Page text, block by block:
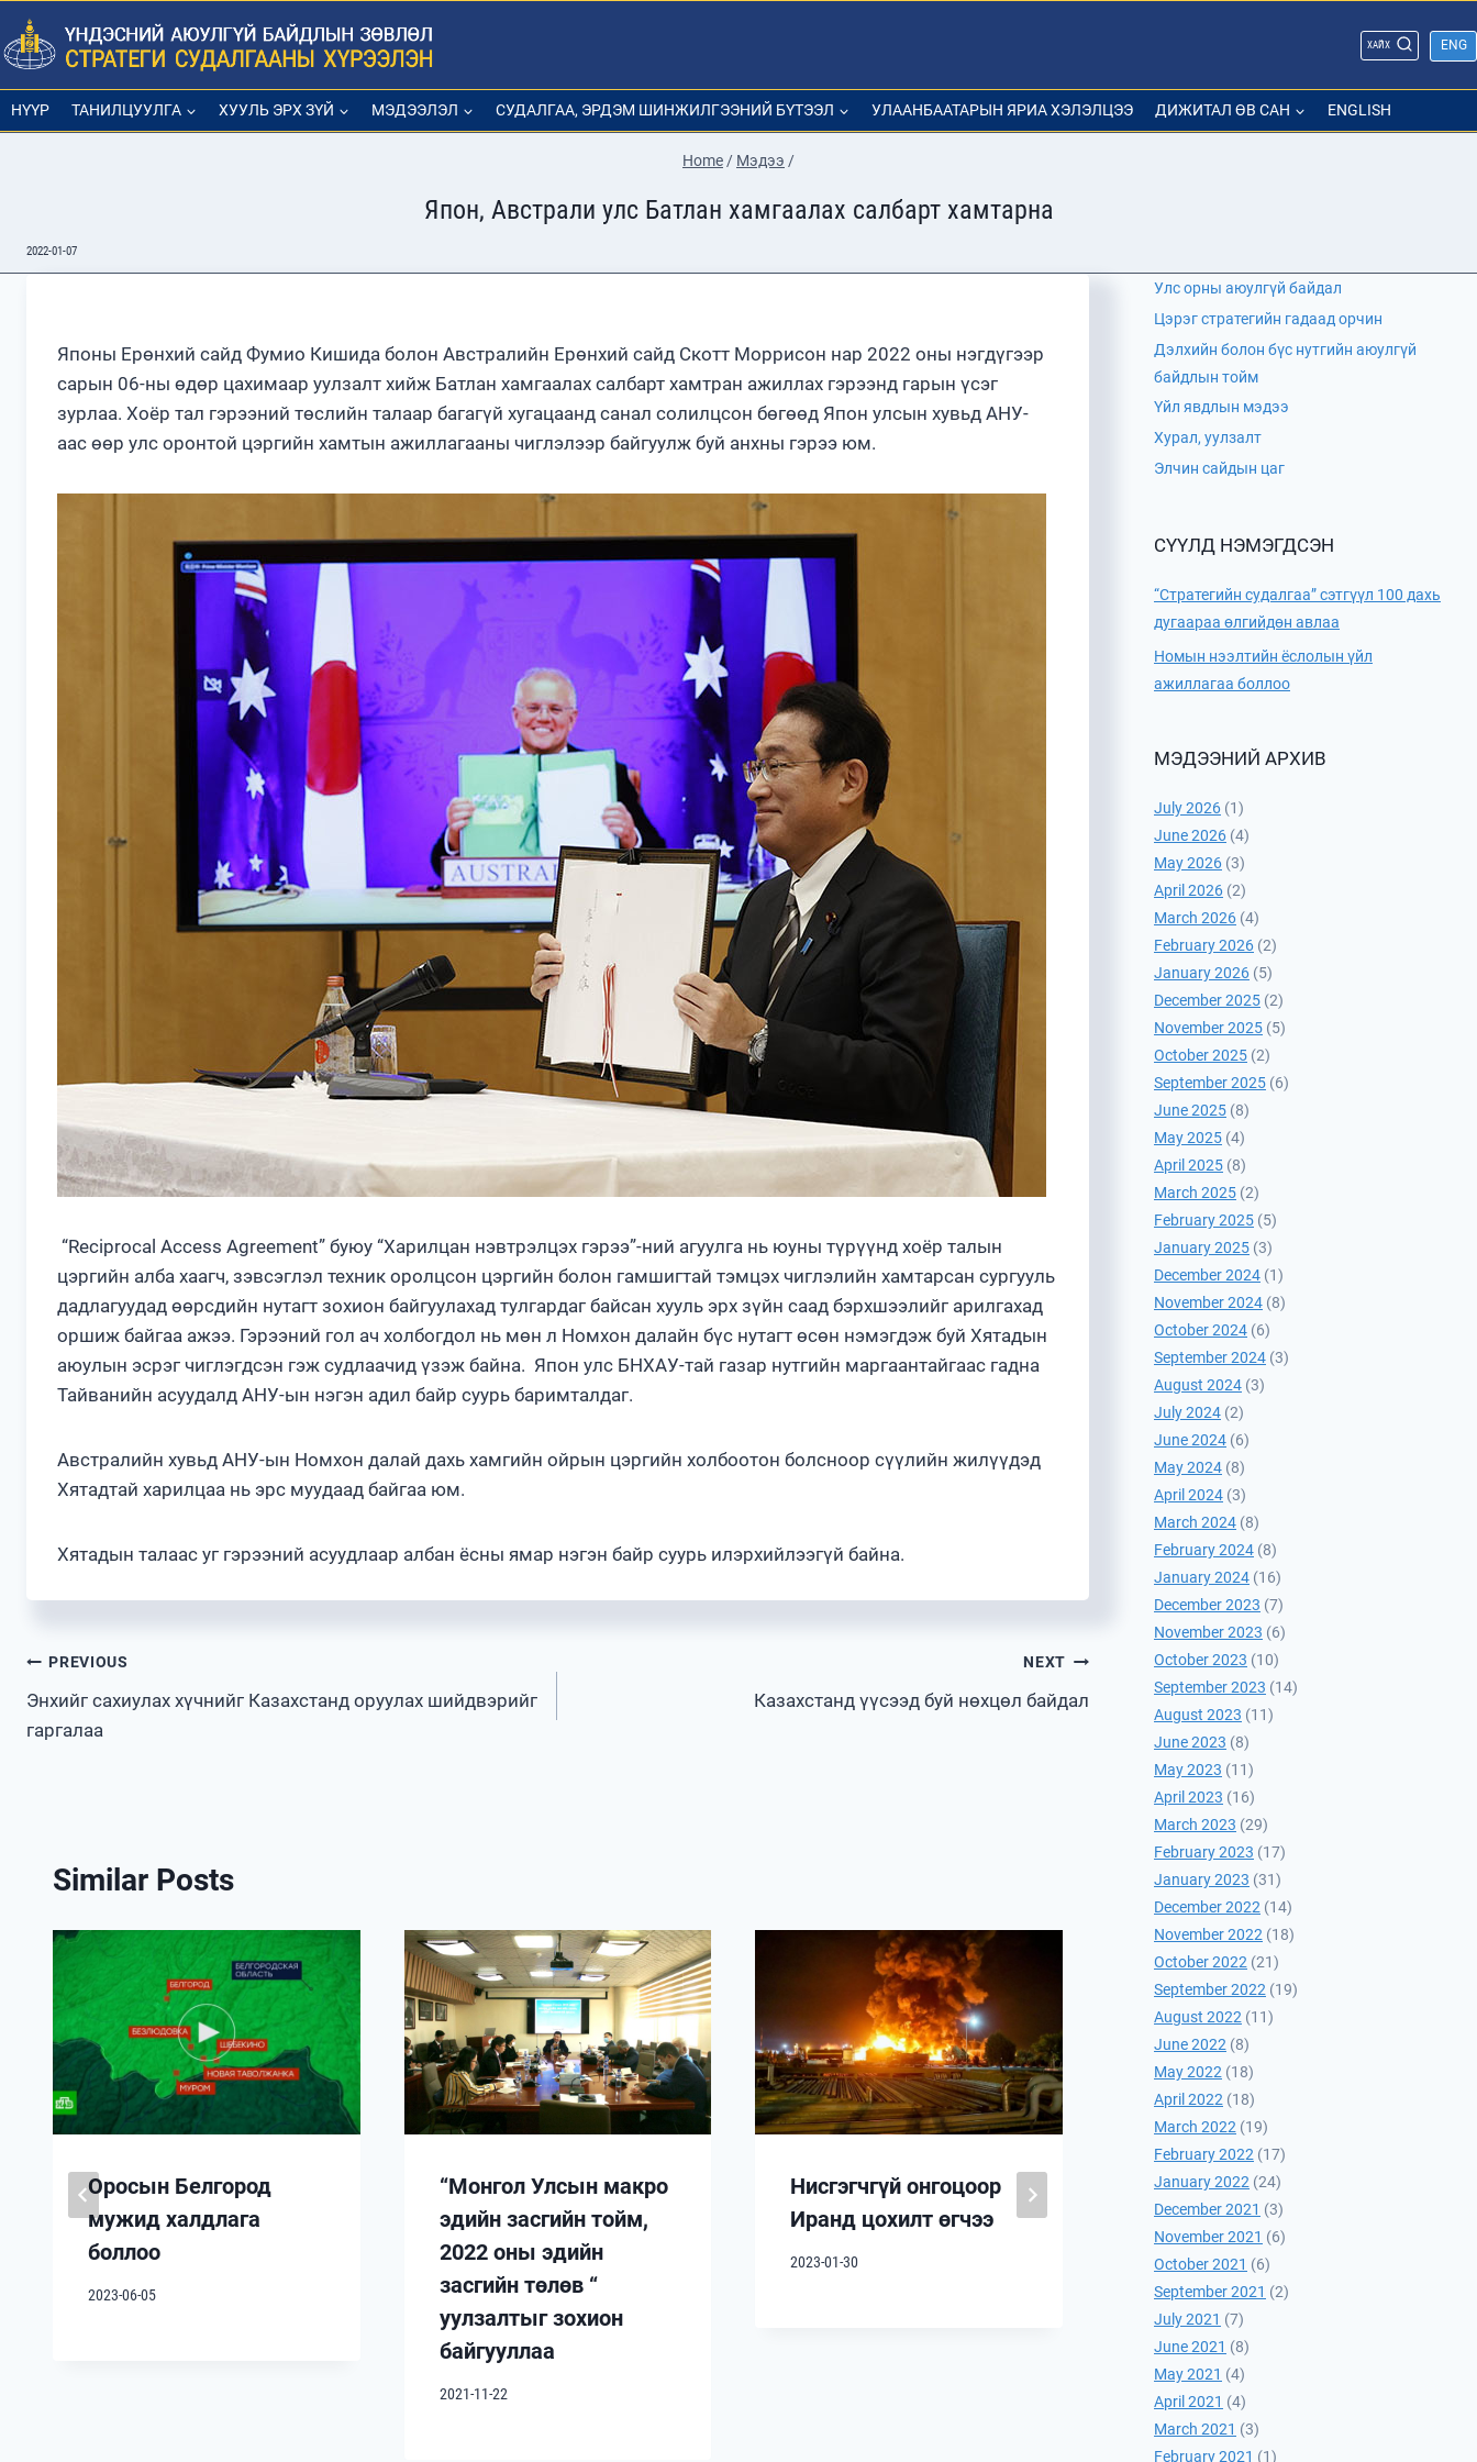
Skip
to
content
ХАЙХ ENG
НҮҮР ТАНИЛЦУУЛГА ХУУЛЬ ЭРХ ЗҮЙ МЭДЭЭЛЭЛ СУДАЛГАА, ЭРДЭМ ШИНЖИЛГЭЭНИЙ БҮТЭЭЛ УЛААНБААТАРЫН ЯРИА ХЭЛЭЛЦЭЭ ДИЖИТАЛ ӨВ САН ENGLISH
Home/ Мэдээ /
Япон, Австрали улс Батлан хамгаалах салбарт хамтарна
2022-01-07
Японы Ерөнхий сайд Фумио Кишида болон Австралийн Ерөнхий сайд Скотт Моррисон нар 2022 оны нэгдүгээр
сарын 06-ны өдөр цахимаар уулзалт хийж Батлан хамгаалах салбарт хамтран ажиллах гэрээнд гарын үсэг
зурлаа. Хоёр тал гэрээний төслийн талаар багагүй хугацаанд санал солилцсон бөгөөд Япон улсын хувьд АНУ-
аас өөр улс оронтой цэргийн хамтын ажиллагааны чиглэлээр байгуулж буй анхны гэрээ юм.
“Reciprocal Access Agreement” буюу “Харилцан нэвтрэлцэх гэрээ”-ний агуулга нь юуны түрүүнд хоёр талын
цэргийн алба хаагч, зэвсэглэл техник оролцсон цэргийн болон гамшигтай тэмцэх чиглэлийн хамтарсан сургууль
дадлагуудад өөрсдийн нутагт зохион байгуулахад тулгардаг байсан хууль эрх зүйн саад бэрхшээлийг арилгахад
оршиж байгаа ажээ. Гэрээний гол ач холбогдол нь мөн л Номхон далайн бүс нутагт өсөн нэмэгдэж буй Хятадын
аюулын эсрэг чиглэгдсэн гэж судлаачид үзэж байна. Япон улс БНХАУ-тай газар нутгийн маргаантайгаас гадна
Тайванийн асуудалд АНУ-ын нэгэн адил байр суурь баримталдаг.
Австралийн хувьд АНУ-ын Номхон далай дахь хамгийн ойрын цэргийн холбоотон болсноор сүүлийн жилүүдэд
Хятадтай харилцаа нь эрс муудаад байгаа юм.
Хятадын талаас уг гэрээний асуудлаар албан ёсны ямар нэгэн байр суурь илэрхийлээгүй байна.
Post
navigation
PREVIOUS
Энхийг сахиулах хүчнийг Казахстанд оруулах шийдвэрийг
гаргалаа
NEXT
Казахстанд үүсээд буй нөхцөл байдал
Similar Posts
Оросын Белгород
мужид халдлага
боллоо
2023-06-05
“Монгол Улсын макро
эдийн засгийн тойм,
2022 оны эдийн
засгийн төлөв “
уулзалтыг зохион
байгууллаа
2021-11-22
Нисгэгчгүй онгоцоор
Иранд цохилт өгчээ
2023-01-30
Үндэсний эв нэгдэл
2021-07-06
Улс орны аюулгүй байдал
Цэрэг стратегийн гадаад орчин
Дэлхийн болон бүс нутгийн аюулгүй
байдлын тойм
Үйл явдлын мэдээ
Хурал, уулзалт
Элчин сайдын цаг
СҮҮЛД НЭМЭГДСЭН
“Стратегийн судалгаа” сэтгүүл 100 дахь
дугаараа өлгийдөн авлаа
Номын нээлтийн ёслолын үйл
ажиллагаа боллоо
МЭДЭЭНИЙ АРХИВ
July 2026 (1)
June 2026 (4)
May 2026 (3)
April 2026 (2)
March 2026 (4)
February 2026 (2)
January 2026 (5)
December 2025 (2)
November 2025 (5)
October 2025 (2)
September 2025 (6)
June 2025 (8)
May 2025 (4)
April 2025 (8)
March 2025 (2)
February 2025 (5)
January 2025 (3)
December 2024 (1)
November 2024 (8)
October 2024 (6)
September 2024 (3)
August 2024 (3)
July 2024 (2)
June 2024 (6)
May 2024 (8)
April 2024 (3)
March 2024 (8)
February 2024 (8)
January 2024 (16)
December 2023 (7)
November 2023 (6)
October 2023 (10)
September 2023 (14)
August 2023 (11)
June 2023 (8)
May 2023 (11)
April 2023 (16)
March 2023 (29)
February 2023 (17)
January 2023 (31)
December 2022 (14)
November 2022 (18)
October 2022 (21)
September 2022 (19)
August 2022 (11)
June 2022 (8)
May 2022 (18)
April 2022 (18)
March 2022 (19)
February 2022 (17)
January 2022 (24)
December 2021 (3)
November 2021 (6)
October 2021 (6)
September 2021 (2)
July 2021 (7)
June 2021 (8)
May 2021 (4)
April 2021 (4)
March 2021 (3)
February 2021 (1)